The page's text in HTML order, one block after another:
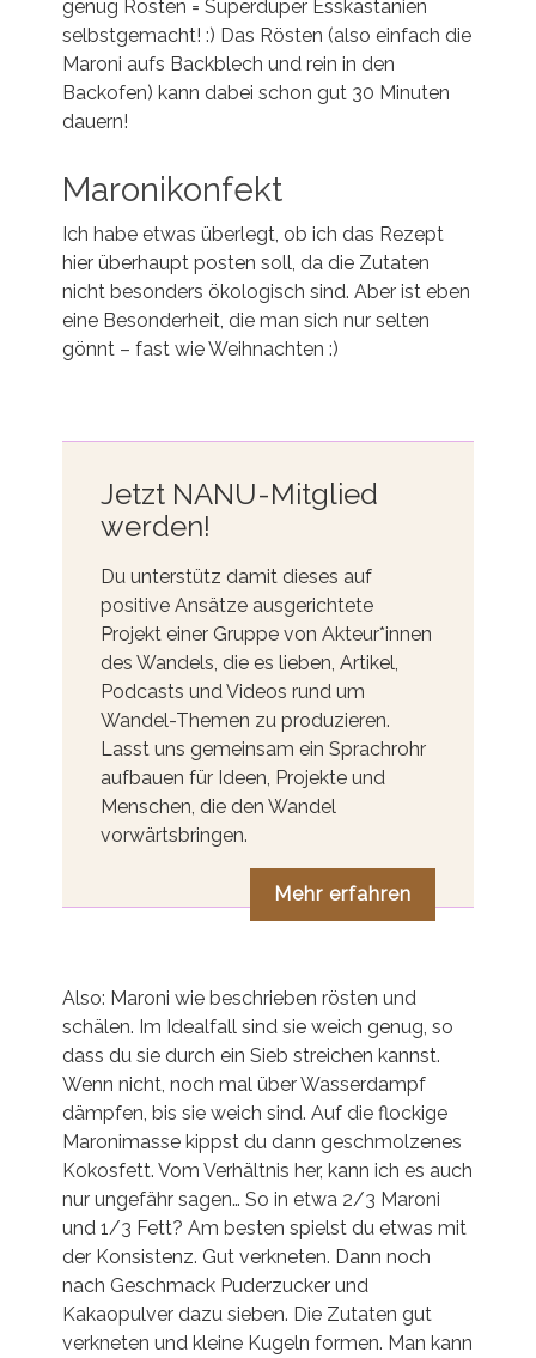
genug Rösten = Superduper Esskastanien
selbstgemacht! :) Das Rösten (also einfach die
Maroni aufs Backblech und rein in den
Backofen) kann dabei schon gut 30 Minuten
dauern!
Maronikonfekt
Ich habe etwas überlegt, ob ich das Rezept
hier überhaupt posten soll, da die Zutaten
nicht besonders ökologisch sind. Aber ist eben
eine Besonderheit, die man sich nur selten
gönnt – fast wie Weihnachten :)
Jetzt NANU-Mitglied
werden!
Du unterstütz damit dieses auf
positive Ansätze ausgerichtete
Projekt einer Gruppe von Akteur*innen
des Wandels, die es lieben, Artikel,
Podcasts und Videos rund um
Wandel-Themen zu produzieren.
Lasst uns gemeinsam ein Sprachrohr
aufbauen für Ideen, Projekte und
Menschen, die den Wandel
vorwärtsbringen.
Mehr erfahren
Also: Maroni wie beschrieben rösten und
schälen. Im Idealfall sind sie weich genug, so
dass du sie durch ein Sieb streichen kannst.
Wenn nicht, noch mal über Wasserdampf
dämpfen, bis sie weich sind. Auf die flockige
Maronimasse kippst du dann geschmolzenes
Kokosfett. Vom Verhältnis her, kann ich es auch
nur ungefähr sagen… So in etwa 2/3 Maroni
und 1/3 Fett? Am besten spielst du etwas mit
der Konsistenz. Gut verkneten. Dann noch
nach Geschmack Puderzucker und
Kakaopulver dazu sieben. Die Zutaten gut
verkneten und kleine Kugeln formen. Man kann